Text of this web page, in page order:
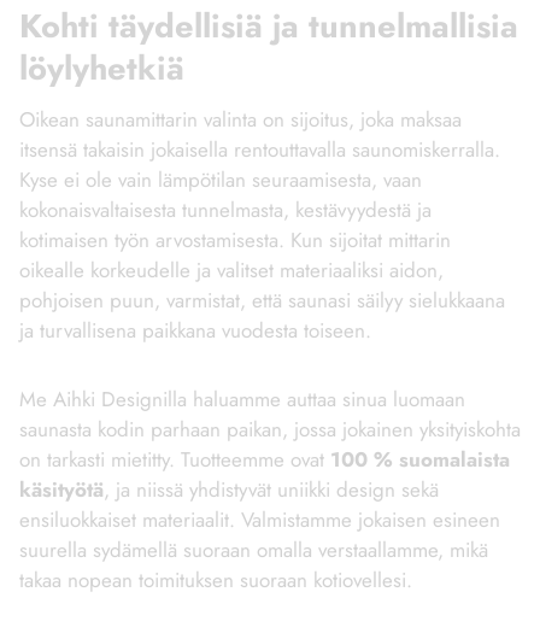
Kohti täydellisiä ja tunnelmallisia
löylyhetkiä
Oikean saunamittarin valinta on sijoitus, joka maksaa
itsensä takaisin jokaisella rentouttavalla saunomiskerralla.
Kyse ei ole vain lämpötilan seuraamisesta, vaan
kokonaisvaltaisesta tunnelmasta, kestävyydestä ja
kotimaisen työn arvostamisesta. Kun sijoitat mittarin
oikealle korkeudelle ja valitset materiaaliksi aidon,
pohjoisen puun, varmistat, että saunasi säilyy sielukkaana
ja turvallisena paikkana vuodesta toiseen.
Me Aihki Designilla haluamme auttaa sinua luomaan
saunasta kodin parhaan paikan, jossa jokainen yksityiskohta
on tarkasti mietitty. Tuotteemme ovat 100 % suomalaista
käsityötä, ja niissä yhdistyvät uniikki design sekä
ensiluokkaiset materiaalit. Valmistamme jokaisen esineen
suurella sydämellä suoraan omalla verstaallamme, mikä
takaa nopean toimituksen suoraan kotiovellesi.